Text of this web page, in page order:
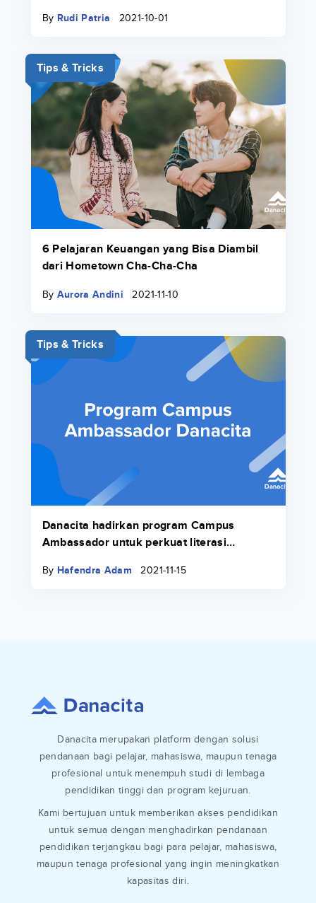
By Rudi Patria 2021-10-01
Tips & Tricks
6 Pelajaran Keuangan yang Bisa Diambil
dari Hometown Cha-Cha-Cha
By Aurora Andini 2021-11-10
Tips & Tricks
Danacita hadirkan program Campus
Ambassador untuk perkuat literasi
By Hafendra Adam 2021-11-15
Danacita merupakan platform dengan solusi
pendanaan bagi pelajar, mahasiswa, maupun tenaga
profesional untuk menempuh studi di lembaga
pendidikan tinggi dan program kejuruan.
Kami bertujuan untuk memberikan akses pendidikan
untuk semua dengan menghadirkan pendanaan
pendidikan terjangkau bagi para pelajar, mahasiswa,
maupun tenaga profesional yang ingin meningkatkan
kapasitas diri.